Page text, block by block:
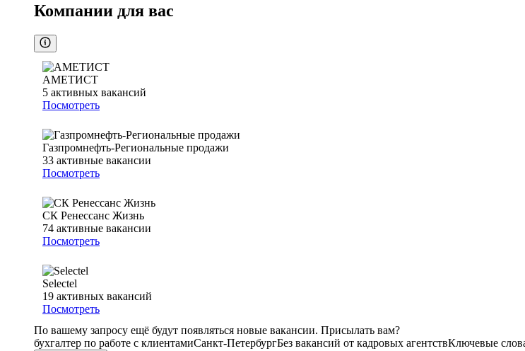
Компании для вас
АМЕТИСТ
5 активных вакансий
Посмотреть
Газпромнефть-Региональные продажи
33 активные вакансии
Посмотреть
СК Ренессанс Жизнь
74 активные вакансии
Посмотреть
Selectel
19 активных вакансий
Посмотреть
По вашему запросу ещё будут появляться новые вакансии. Присылать вам?
бухгалтер по работе с клиентамиСанкт-ПетербургБез вакансий от кадровых агентствКлючевые